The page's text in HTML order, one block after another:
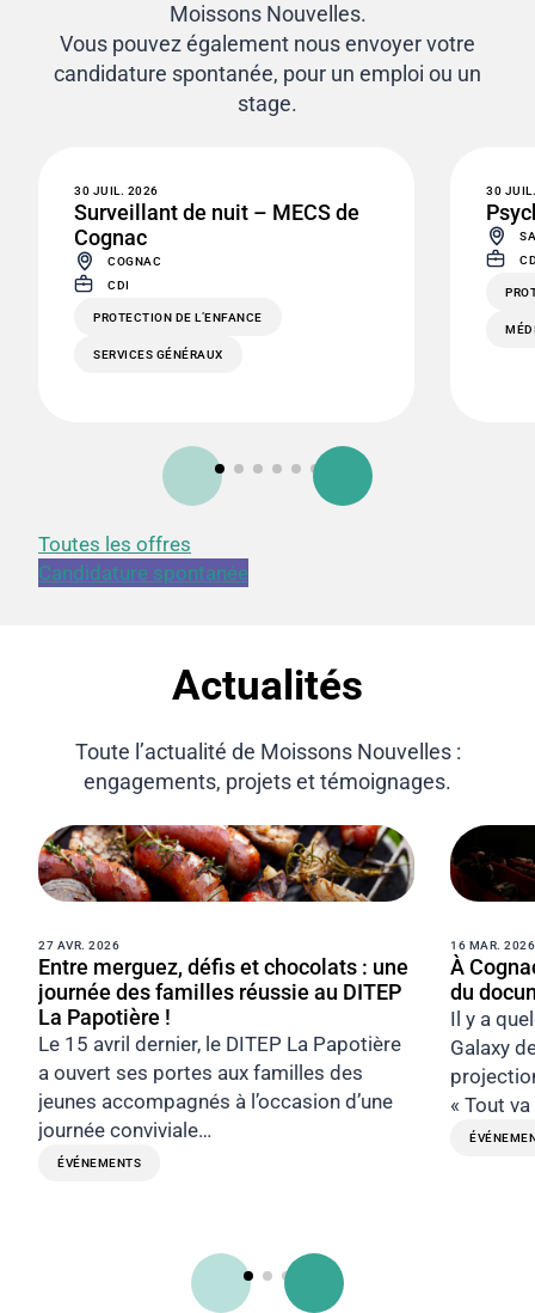
Moissons Nouvelles.
Vous pouvez également nous envoyer votre
candidature spontanée, pour un emploi ou un
stage.
30 JUIL. 2026
Surveillant de nuit – MECS de
Cognac
COGNAC
CDI
PROTECTION DE L’ENFANCE
SERVICES GÉNÉRAUX
30
Toutes les offres
Candidature spontanée
Actualités
Toute l’actualité de Moissons Nouvelles :
engagements, projets et témoignages.
27 AVR. 2026
Entre merguez, défis et chocolats : une
journée des familles réussie au DITEP
La Papotière !
Le 15 avril dernier, le DITEP La Papotière
a ouvert ses portes aux familles des
jeunes accompagnés à l’occasion d’une
journée conviviale…
ÉVÉNEMENTS
16 MAR. 2026
À
du
Il y a
Galaxy
« Tout